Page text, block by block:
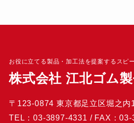
お役に立てる製品・加工法を提案するスピ
株式会社 江北ゴム
〒123-0874 東京都足立区堀之内
TEL：03-3897-4331 / FAX：